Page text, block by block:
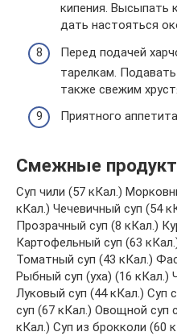
кипения. Высыпать
дать настояться
Перед подачей
тарелкам.
также свежим
Приятного
Смежные
Суп чили (57 кКал.)
кКал.) Чечевичный суп (54
Прозрачный суп (8 кКал.)
Картофельный суп (63
Томатный суп (43 кКал.)
Рыбный суп (уха) (16 кКал.)
Луковый суп (44 кКал.) Суп
суп (67 кКал.) Овощной суп
кКал.) Суп из брокколи (60